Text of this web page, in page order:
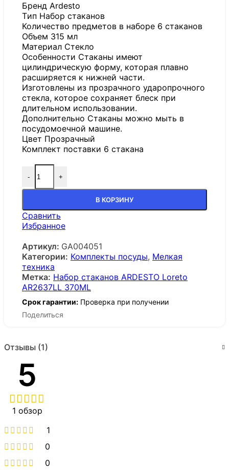
Бренд Ardesto
Tип Набор стаканов
Количество предметов в наборе 6 стаканов
Объем 315 мл
Материал Стекло
Особенности Стаканы имеют
цилиндрическую форму, которая плавно
расширяется к нижней части.
Изготовлены из прозрачного ударопрочного
стекла, которое сохраняет блеск при
длительном использовании.
Дополнительно Стаканы можно мыть в
посудомоечной машине.
Цвет Прозрачный
Комплект поставки 6 стакана
- +
В КОРЗИНУ
Сравнить
Избранное
Артикул: GA004051
Категории: Комплекты посуды, Мелкая
техника
Метка: Набор стаканов ARDESTO Loreto
AR2637LL 370ML
Срок гарантии: Проверка при получении
Поделиться
Отзывы (1)
5
1 обзор
1
0
0